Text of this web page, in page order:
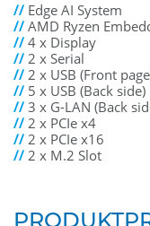
// Edge AI System
//AMD Ryzen
//4 x Display
//2 x Serial
//2 x USB (Front
// 5 x USB (Back side)
//3 x G-LAN (Back
//2 x PCIe x4
//2 x PCIe x16
//2 x M.2 Slot